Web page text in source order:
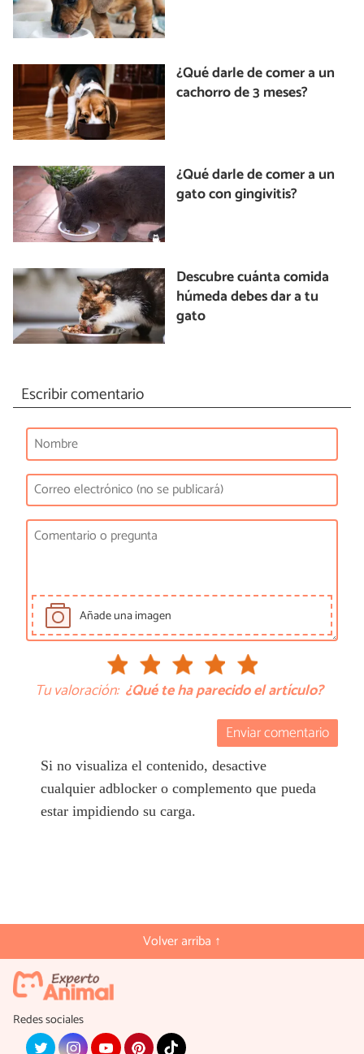
¿Qué darle de comer a un
cachorro de 3 meses?
¿Qué darle de comer a un
gato con gingivitis?
Descubre cuánta comida
húmeda debes dar a tu
gato
Escribir comentario
Añade una imagen
Tu valoración: ¿Qué te ha parecido el artículo?
Enviar comentario
Si no visualiza el contenido, desactive
cualquier adblocker o complemento que pueda
estar impidiendo su carga.
Volver arriba ↑
Redes sociales